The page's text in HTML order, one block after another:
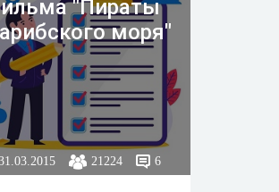
"Пираты
моря"
31.03.2015 21224 6